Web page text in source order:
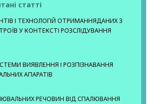
статті
І ТЕХНОЛОГІЙ ОТРИМАННЯДАНИХ З
У КОНТЕКСТІ РОЗСЛІДУВАННЯ
ВИЯВЛЕННЯ І РОЗПІЗНАВАННЯ
АПАРАТІВ
РЕЧОВИН ВІД СПАЛЮВАННЯ